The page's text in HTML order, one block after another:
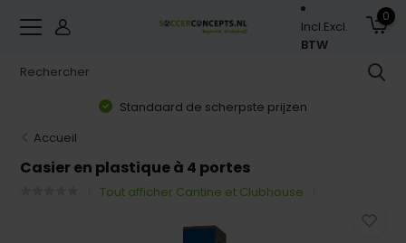
Incl.Excl.
BTW
0
Standaard de scherpste prijzen
Accueil
Casier en plastique à 4 portes
Tout afficher Cantine et Clubhouse